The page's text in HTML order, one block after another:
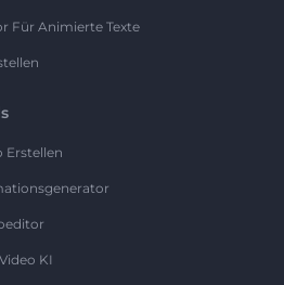
Für Animierte Texte
Erstellen
KI